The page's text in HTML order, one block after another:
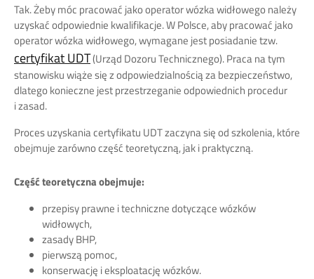
Tak. Żeby móc pracować jako operator wózka widłowego należy
uzyskać odpowiednie kwalifikacje. W Polsce, aby pracować jako
operator wózka widłowego, wymagane jest posiadanie tzw.
certyfikat UDT(Urząd Dozoru Technicznego). Praca na tym
stanowisku wiąże się z odpowiedzialnością za bezpieczeństwo,
dlatego konieczne jest przestrzeganie odpowiednich procedur
i zasad.
Proces uzyskania certyfikatu UDT zaczyna się od szkolenia, które
obejmuje zarówno część teoretyczną, jak i praktyczną.
Część teoretyczna obejmuje:
przepisy prawne i techniczne dotyczące wózków
widłowych,
zasady BHP,
pierwszą pomoc,
konserwację i eksploatację wózków.